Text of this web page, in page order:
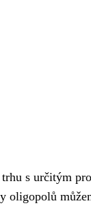
s určitým